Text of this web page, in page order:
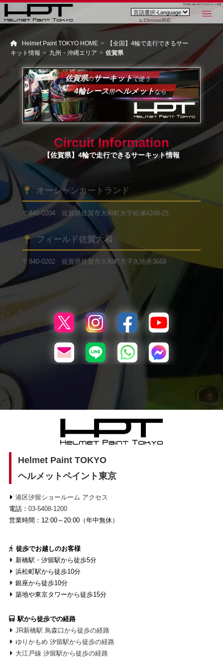
【佐賀県】4輪で走行できるサーキット情報
Chrome対応
Helmet Paint TOKYO HOME
【全国】4輪で走行できるサー
キット情報
九州・沖縄エリア 佐賀県
佐賀県のサーキットで使う
4輪レース用ヘルメットなら
Circuit Information
【佐賀県】4輪で走行できるサーキット情報
オーシャンカートランド
〒840-0204 佐賀県佐賀市大和町大字松瀬4248-25
フィールド佐賀大和
〒840-0202 佐賀県佐賀市大和町大字久池井3669
Helmet Paint TOKYO
ヘルメットペイント東京
港区汐留ショールーム アクセス
電話： 03-5408-1200
営業時間：12:00～20:00（年中無休）
徒歩でお越しのお客様
新橋駅・汐留駅から徒歩5分
浜松町駅から徒歩10分
銀座から徒歩10分
築地や東京タワーから徒歩15分
駅から徒歩での経路
JR新橋駅 鳥森口から徒歩の経路
ゆりかもめ 汐留駅から徒歩の経路
大江戸線 汐留駅から徒歩の経路